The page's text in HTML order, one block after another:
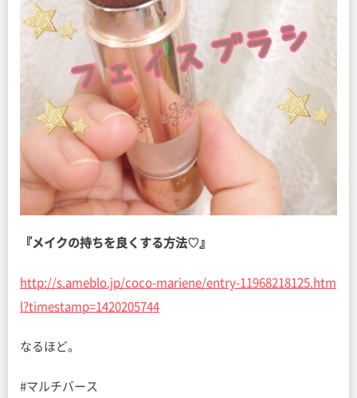
『メイクの持ちを良くする方法♡』
http://s.ameblo.jp/coco-mariene/entry-11968218125.htm
l?timestamp=1420205744
なるほど。
#マルチバース